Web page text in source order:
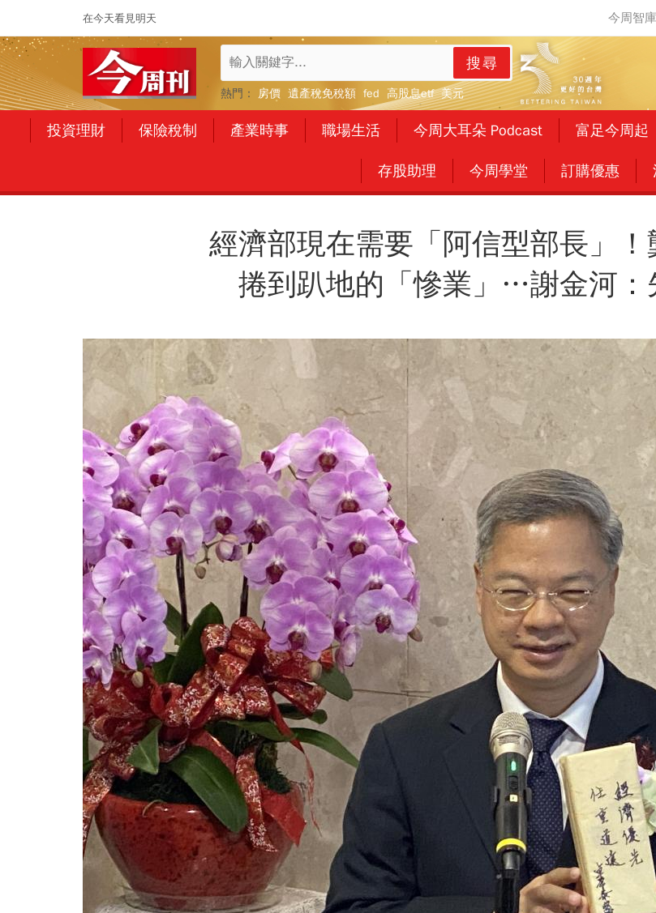
在今天看見明天
搜尋
熱門： 房價 遺產稅免稅額 fed 高股息etf 美元
投資理財 保險稅制 產業時事 職場生活 今周大耳朵 Podcast 富足今周起
存股助理 今周學堂 訂購優惠
經濟部現在需要「阿信型部長」
捲到趴地的「慘業」…謝金河：